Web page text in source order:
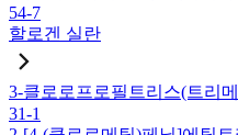
54-7
할로겐 실란
3-클로로프로필트리스(트리
31-1